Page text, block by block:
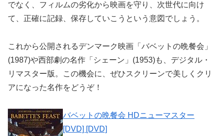
でなく、フィルムの劣化から映画を守り、次世代に向け
て、正確に記録、保存していこうという意図でしょう。
これから公開されるデンマーク映画「バベットの晩餐会」
(1987)や西部劇の名作「シェーン」(1953)も、デジタル・
リマスター版。この機会に、ぜひスクリーンで美しくクリ
アになった名作をどうぞ！
バベットの晩餐会 HDニューマスター
[DVD] [DVD]